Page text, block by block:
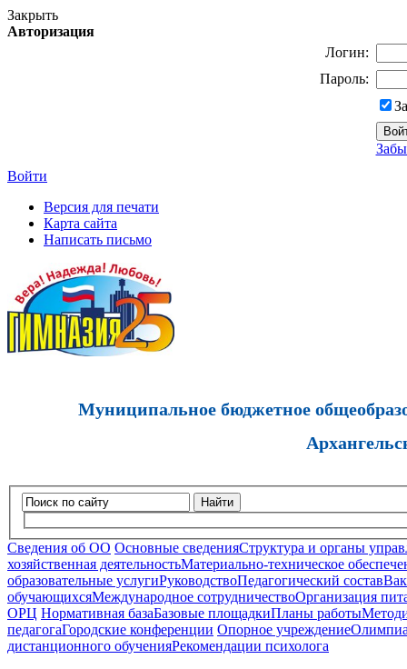
Закрыть
Авторизация
Логин:
Пароль:
Войти
Версия для печати
Карта сайта
Написать письмо
Муниципальное бюджетное
Найти
Сведения об ОО Основные сведенияСтруктура и органы
хозяйственная деятельностьМатериально-техническое
образовательные услугиРуководствоПедагогический состав
обучающихсяМеждународное сотрудничествоОрганизация
ОРЦ Нормативная базаБазовые площадкиПланы работы
педагогаГородские конференции Опорное учреждение
дистанционного обученияРекомендации психолога